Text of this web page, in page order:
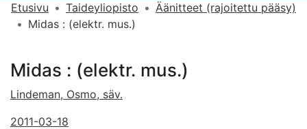
Etusivu Taideyliopisto
Äänitteet (rajoitettu pääsy)
Midas : (elektr. mus.)
Midas : (elektr. mus.)
Lindeman, Osmo, säv.
2011-03-18